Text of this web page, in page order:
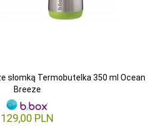
słomką Termobutelka 350 ml Ocean
Breeze
129,00 PLN